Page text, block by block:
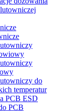
do
temperatur
PCB ESD
PCB